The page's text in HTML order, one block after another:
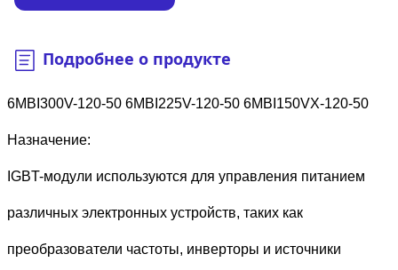
Подробнее о продукте
6MBI300V-120-50 6MBI225V-120-50 6MBI150VX-120-50
Назначение:
IGBT-модули используются для управления питанием
различных электронных устройств, таких как
преобразователи частоты, инверторы и источники